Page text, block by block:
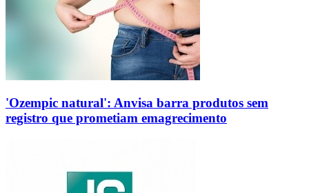
'Ozempic natural': Anvisa barra produtos sem
registro que prometiam emagrecimento